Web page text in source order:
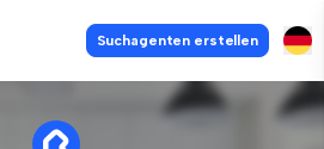
Suchagenten erstellen